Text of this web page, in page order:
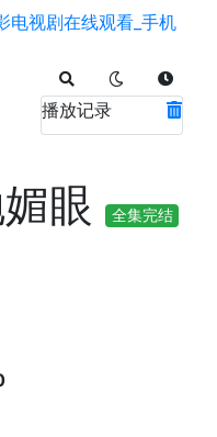
播放记录
眼 全集完结